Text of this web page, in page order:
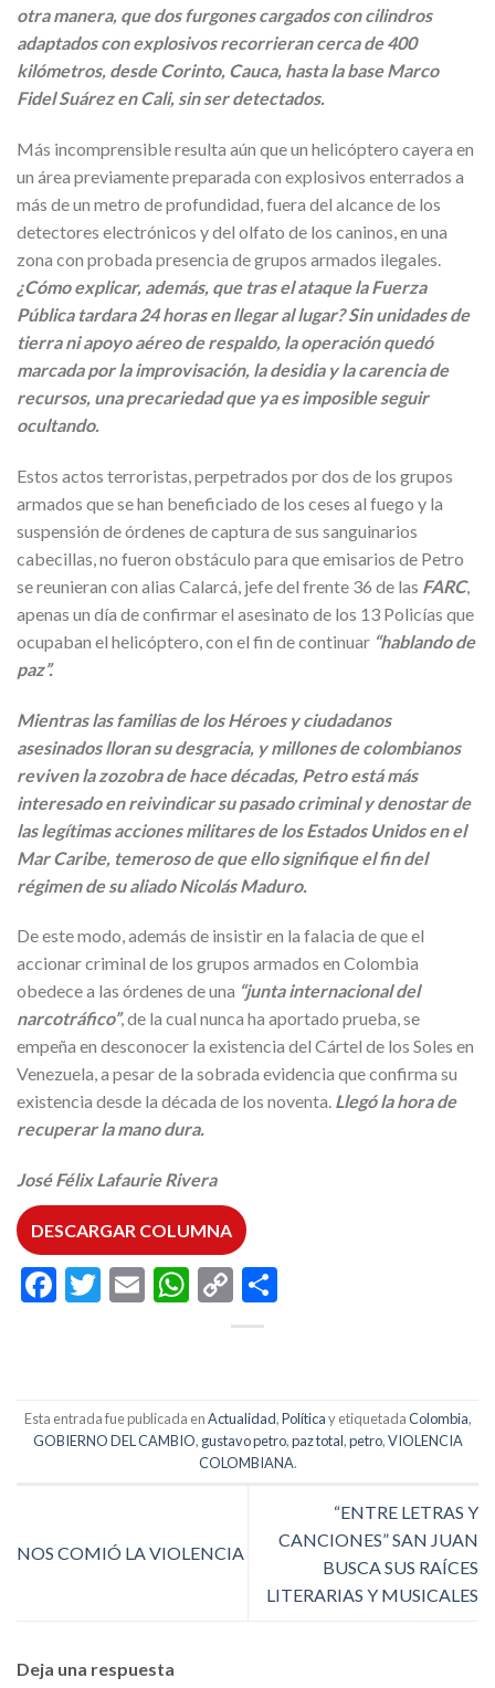
otra manera, que dos furgones cargados con cilindros
adaptados con explosivos recorrieran cerca de 400
kilómetros, desde Corinto, Cauca, hasta la base Marco
Fidel Suárez en Cali, sin ser detectados.
Más incomprensible resulta aún que un helicóptero cayera en
un área previamente preparada con explosivos enterrados a
más de un metro de profundidad, fuera del alcance de los
detectores electrónicos y del olfato de los caninos, en una
zona con probada presencia de grupos armados ilegales.
¿Cómo explicar, además, que tras el ataque la Fuerza
Pública tardara 24 horas en llegar al lugar? Sin unidades de
tierra ni apoyo aéreo de respaldo, la operación quedó
marcada por la improvisación, la desidia y la carencia de
recursos, una precariedad que ya es imposible seguir
ocultando.
Estos actos terroristas, perpetrados por dos de los grupos
armados que se han beneficiado de los ceses al fuego y la
suspensión de órdenes de captura de sus sanguinarios
cabecillas, no fueron obstáculo para que emisarios de Petro
se reunieran con alias Calarcá, jefe del frente 36 de las FARC,
apenas un día de confirmar el asesinato de los 13 Policías que
ocupaban el helicóptero, con el fin de continuar “hablando de
paz”.
Mientras las familias de los Héroes y ciudadanos
asesinados lloran su desgracia, y millones de colombianos
reviven la zozobra de hace décadas, Petro está más
interesado en reivindicar su pasado criminal y denostar de
las legítimas acciones militares de los Estados Unidos en el
Mar Caribe, temeroso de que ello signifique el fin del
régimen de su aliado Nicolás Maduro.
De este modo, además de insistir en la falacia de que el
accionar criminal de los grupos armados en Colombia
obedece a las órdenes de una “junta internacional del
narcotráfico”, de la cual nunca ha aportado prueba, se
empeña en desconocer la existencia del Cártel de los Soles en
Venezuela, a pesar de la sobrada evidencia que confirma su
existencia desde la década de los noventa. Llegó la hora de
recuperar la mano dura.
José Félix Lafaurie Rivera
DESCARGAR COLUMNA
Facebook
Twitter
EmailWhatsApp
Copy
Link
Esta entrada fue publicada enActualidad,Políticay etiquetadaColombia,
GOBIERNO DEL CAMBIO, gustavo petro,paz total,petro,VIOLENCIA
COLOMBIANA.
NOS COMIÓ LA VIOLENCIA
“ENTRE LETRAS Y
CANCIONES” SAN JUAN
BUSCA SUS RAÍCES
LITERARIAS Y MUSICALES
Deja una respuesta